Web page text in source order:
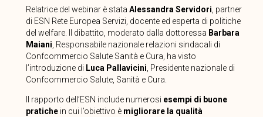
Relatrice del webinar è stata Alessandra Servidori , partner
di ESN Rete Europea Servizi, docente ed esperta di politiche
del welfare. Il dibattito, moderato dalla dottoressa Barbara
Maiani , Responsabile nazionale relazioni sindacali di
Confcommercio Salute Sanità e Cura, ha visto
l’introduzione di Luca Pallavicini , Presidente nazionale di
Confcommercio Salute, Sanità e Cura.
Il rapporto dell’ESN include numerosi esempi di buone
pratichein cui l’obiettivo è migliorare la qualità